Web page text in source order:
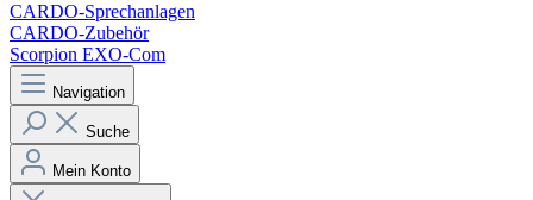
CARDO-Sprechanlagen
CARDO-Zubehör
Scorpion EXO-Com
Navigation
Suche
Mein Konto